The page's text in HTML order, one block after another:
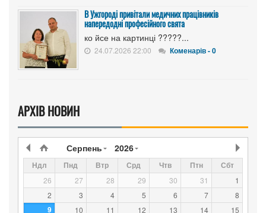
В Ужгороді привітали медичних працівників
напередодні професійного свята
ко йсе на картинці ?????...
24.07.2026 22:00 Коменарів - 0
АРХІВ НОВИН
Серпень 2026
Ндл Пнд Втр Срд Чтв Птн Сбт
26 27 28 29 30 31
1
2
3 4 5 6 7 8
9 10 11 12 13 14
15